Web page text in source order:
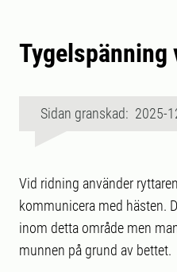
Tygelspänning
Sidan granskad: 2025-
Vid ridning använder
kommunicera med hästen.
inom detta område men
munnen på grund av bettet.